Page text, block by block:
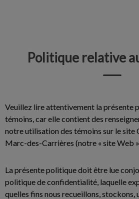
Politique relative
Veuillez lire attentivement la présente
témoins, car elle contient des
notre utilisation des témoins sur le site
Marc-des-Carrières (notre « site Web
La présente politique doit être lue
politique de confidentialité, laquelle
quelles fins nous recueillons, stockons,